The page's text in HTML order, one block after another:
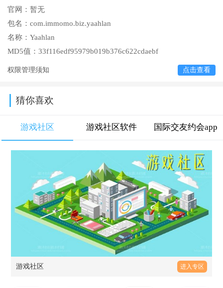
官网： 暂无
包名： com.immomo.biz.yaahlan
名称： Yaahlan
MD5值： 33f116edf95979b019b376c622cdaebf
权限管理须知 点击查看
猜你喜欢
游戏社区 游戏社区软件 国际交友约会app
游戏社区 进入专区